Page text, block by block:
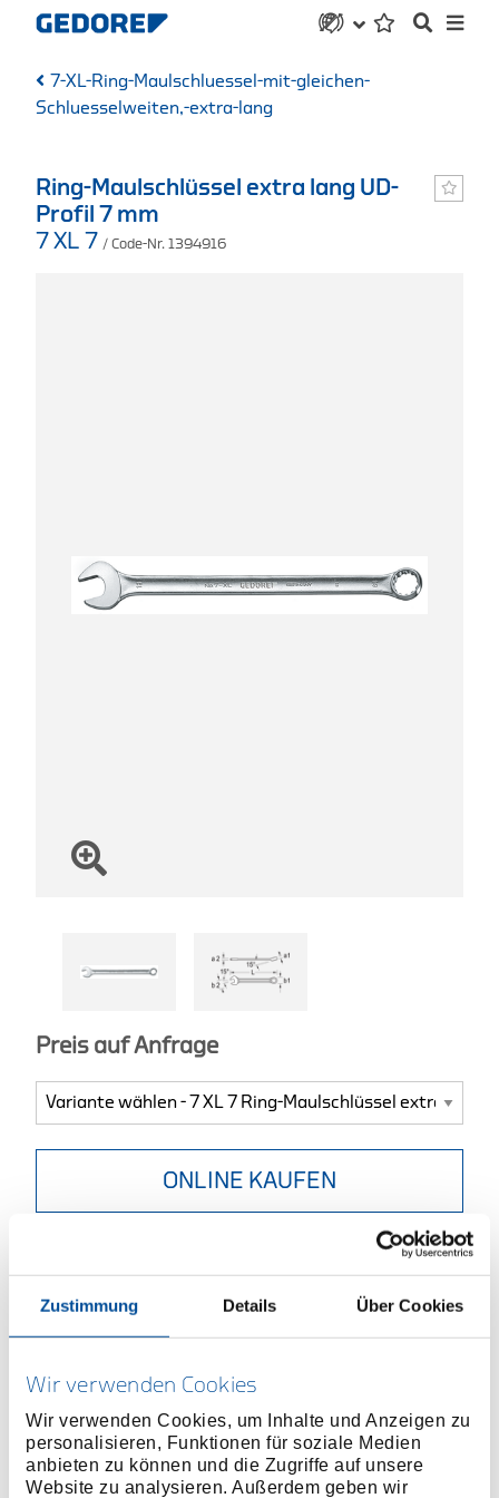
Zustimmung Details Über Cookies
Wir verwenden Cookies
Wir verwenden Cookies, um Inhalte und Anzeigen zu
personalisieren, Funktionen für soziale Medien
anbieten zu können und die Zugriffe auf unsere
Website zu analysieren. Außerdem geben wir
7-XL-Ring-Maulschluessel-mit-gleichen-
Schluesselweiten,-extra-lang
Ring-Maulschlüssel extra lang UD-
Profil 7 mm
7 XL 7 / Code-Nr. 1394916
Preis auf Anfrage
ONLINE KAUFEN
Produktbeschreibung
Extra langer Schaft für tiefen Einsatzbereich und
mehr Drehmoment
Chrom-Vanadium-Stahl 31CrV3, verchromt
Sorgfältig geschmiedet und fachgerecht verarbeitet